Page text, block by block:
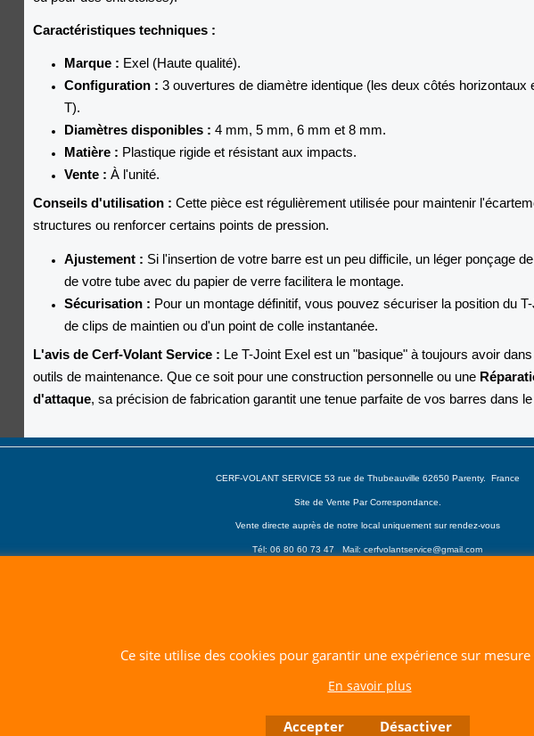
Caractéristiques techniques :
Marque : Exel (Haute qualité).
Configuration : 3 ouvertures de diamètre identique (les deux côtés horizontaux
T).
Diamètres disponibles : 4 mm, 5 mm, 6 mm et 8 mm.
Matière : Plastique rigide et résistant aux impacts.
Vente : À l'unité.
Conseils d'utilisation : Cette pièce est régulièrement utilisée pour maintenir
structures ou renforcer certains points de pression.
Ajustement : Si l'insertion de votre barre est un peu difficile, un léger ponçage
de votre tube avec du papier de verre facilitera le montage.
Sécurisation : Pour un montage définitif, vous pouvez sécuriser la position du
de clips de maintien ou d'un point de colle instantanée.
L'avis de Cerf-Volant Service : Le T-Joint Exel est un "basique" à toujours avoir
outils de maintenance. Que ce soit pour une construction personnelle ou une
d'attaque, sa précision de fabrication garantit une tenue parfaite de vos barres dans
CERF-VOLANT SERVICE 53 rue de Thubeauville 62650 Parenty. France
Site de Vente Par Correspondance.
Vente directe auprès de notre local uniquement sur rendez-vous
Tél: 06 80 60 73 47 Mail: cerfvolantservice@gmail.com
Boutique en ligne créés avec le logiciel eCommerce ShopFactory
Ce site utilise des cookies pour garantir une expérience sur
En savoir plus
Accepter Désactiver